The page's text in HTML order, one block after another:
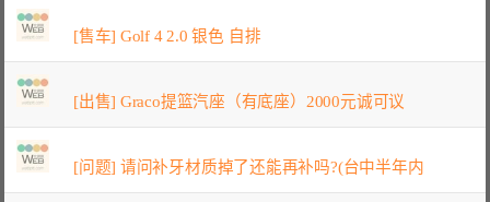
[售车] Golf 4 2.0 银色 自排
[出售] Graco提篮汽座（有底座）2000元诚可议
[问题] 请问补牙材质掉了还能再补吗?(台中半年内